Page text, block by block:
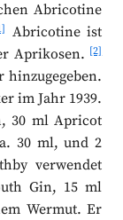
Abricotine
Abricotine ist
Aprikosen. [2]
im Jahr 1939.
30 ml Apricot
30 ml, und 2
verwendet
Gin, 15 ml
Wermut. Er